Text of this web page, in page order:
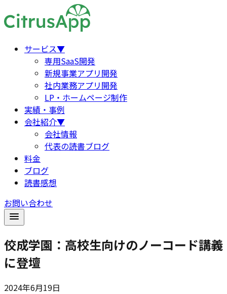
サービス▼
専用SaaS開発
新規事業アプリ開発
社内業務アプリ開発
LP・ホームページ制作
実績・事例
会社紹介▼
会社情報
代表の読書ブログ
料金
ブログ
読書感想
お問い合わせ
佼成学園：高校生向けのノーコード講義
に登壇
2024年6月19日